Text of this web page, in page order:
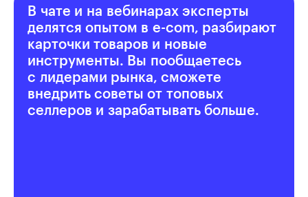
В чате и на вебинарах эксперты
делятся опытом в e-com, разбирают
карточки товаров и новые
инструменты. Вы пообщаетесь
с лидерами рынка, сможете
внедрить советы от топовых
селлеров и зарабатывать больше.